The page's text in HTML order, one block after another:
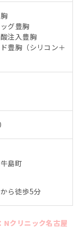
グ豊胸
注入豊胸
豊胸（シリコン＋
島町
ら徒歩5分
クリニック名古屋